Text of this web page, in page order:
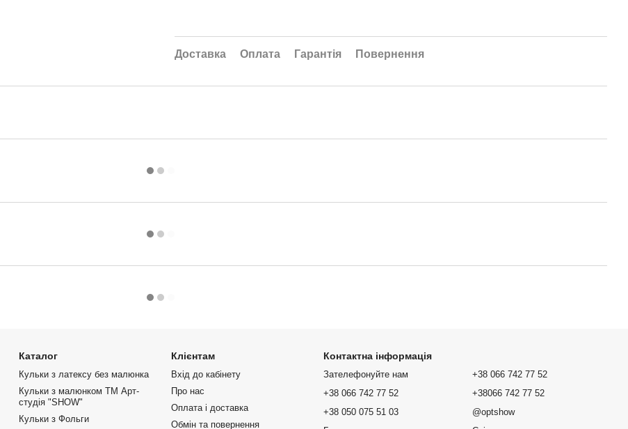
Доставка Оплата Гарантія Повернення
Каталог
Кульки з латексу без малюнка
Кульки з малюнком ТМ Арт-
студія "SHOW"
Кульки з Фольги
Клієнтам
Вхід до кабінету
Про нас
Оплата і доставка
Обмін та повернення
Контактна інформація
Зателефонуйте нам
+38 066 742 77 52
+38 050 075 51 03
+38 066 742 77 52
+38066 742 77 52
@optshow